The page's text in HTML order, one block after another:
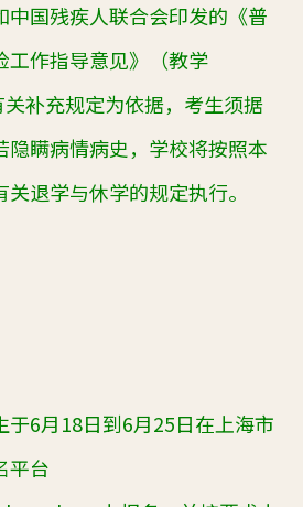
中国残疾人联合会印发的《普
工作指导意见》（教学
补充规定为依据，考生须据
隐瞒病情病史，学校将按照本
退学与休学的规定执行。
于6月18日到6月25日在上海市
平台